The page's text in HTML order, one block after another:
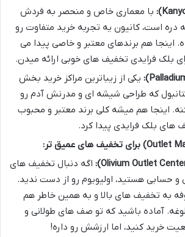
با معماری خاص و منحصر به فردش
دره است، کانیون یه تجربه خرید متفاوت رو
اینجا هم برندهای معتبر و خاصی پیدا می
بلک فرایدی تخفیف های خوبی ارائه میدن.
یکی از زیباترین مراکز خرید بخش
که طراحی شیشه ای و مدرنش آدم رو
اینجا هم میشه کلی برند معتبر و محبوب
های بلک فرایدی پیدا کرد.
اگه دنبال تخفیف های
و حسابی هستید، اولیویوم رو از دست ندید.
به تخفیف های بالا و به همین خاطر هم
آماده باشید که تو صف های طولانی و
خرید کنید، اما ارزشش رو داره!